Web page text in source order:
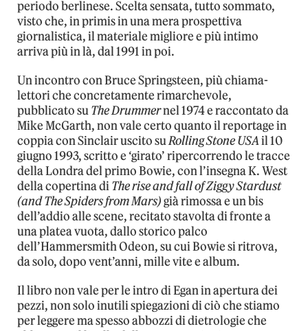
periodo berlinese. Scelta sensata, tutto sommato,
visto che, in primis in una mera prospettiva
giornalistica, il materiale migliore e più intimo
arriva più in là, dal 1991 in poi.
Un incontro con Bruce Springsteen, più chiama-
lettori che concretamente rimarchevole,
pubblicato suThe Drummernel 1974 e raccontato da
Mike McGarth, non vale certo quanto il reportage in
coppia con Sinclair uscito suRolling Stone USAil 10
giugno 1993, scritto e ‘girato’ ripercorrendo le tracce
della Londra del primo Bowie, con l’insegna K. West
della copertina diThe rise and fall of Ziggy Stardust
(and The Spiders from Mars)già rimossa e un bis
dell’addio alle scene, recitato stavolta di fronte a
una platea vuota, dallo storico palco
dell’Hammersmith Odeon, su cui Bowie si ritrova,
da solo, dopo vent’anni, mille vite e album.
Il libro non vale per le intro di Egan in apertura dei
pezzi, non solo inutili spiegazioni di ciò che stiamo
per leggere ma spesso abbozzi di dietrologie che